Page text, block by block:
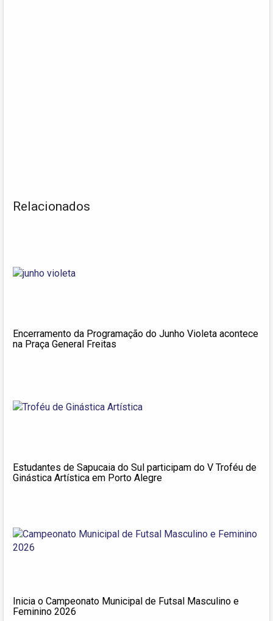
Relacionados
Encerramento da Programação do Junho Violeta acontece
na Praça General Freitas
Estudantes de Sapucaia do Sul participam do V Troféu de
Ginástica Artística em Porto Alegre
Inicia o Campeonato Municipal de Futsal Masculino e
Feminino 2026